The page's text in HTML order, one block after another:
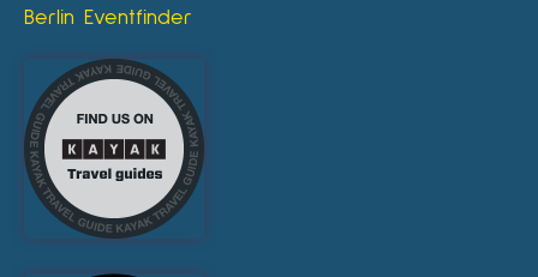
Berlin Eventfinder